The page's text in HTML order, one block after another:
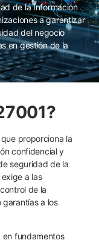
de la Información
a garantizar
del negocio
en gestión de la
proporciona la
confidencial y
seguridad de la
a las
de la
a los
en fundamentos